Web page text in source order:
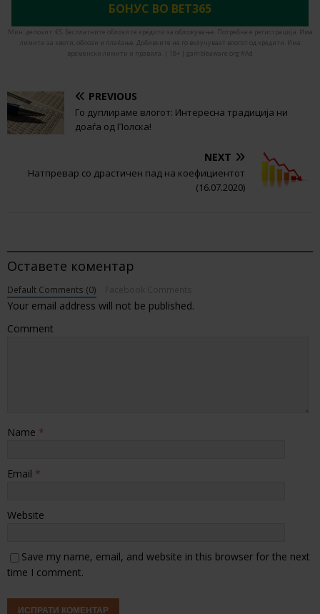
БОНУС ВО BET365
Мин. депозит: €5. Бесплатните облози се кредити за обложување. Потребна е регистрација. Има
лимити за квоти, облози и плаќање. Добивките не го вклучуваат влогот од кредити. Има
временски лимити и правила. | 18+ | gambleaware.org #Ad
PREVIOUS
Го дуплираме влогот: Интересна традиција ни
доаѓа од Полска!
NEXT
Натпревар со драстичен пад на коефициентот
(16.07.2020)
Оставете коментар
Default Comments (0)
Your email address will not be published.
Comment
Name *
Email *
Website
Save my name, email, and website in this browser for the next
time I comment.